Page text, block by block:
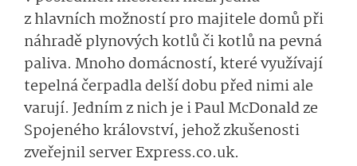
z hlavních možností pro majitele domů při
náhradě plynových kotlů či kotlů na pevná
paliva. Mnoho domácností, které využívají
tepelná čerpadla delší dobu před nimi ale
varují. Jedním z nich je i Paul McDonald ze
Spojeného království, jehož zkušenosti
zveřejnil server Express.co.uk.